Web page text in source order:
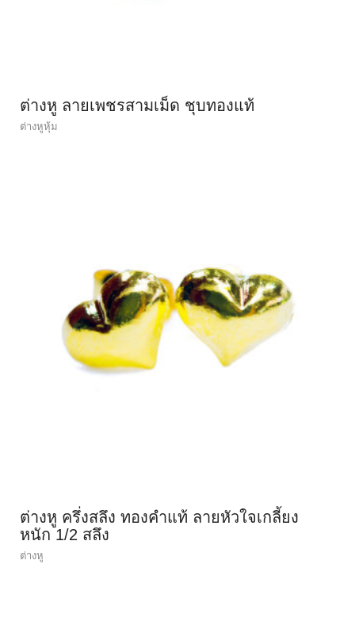
ต่างหู ลายเพชรสามเม็ด ชุบทองแท้
ต่างหูหุ้ม
ต่างหู ครึ่งสลึง ทองคำแท้ ลายหัวใจเกลี้ยง
หนัก 1/2 สลึง